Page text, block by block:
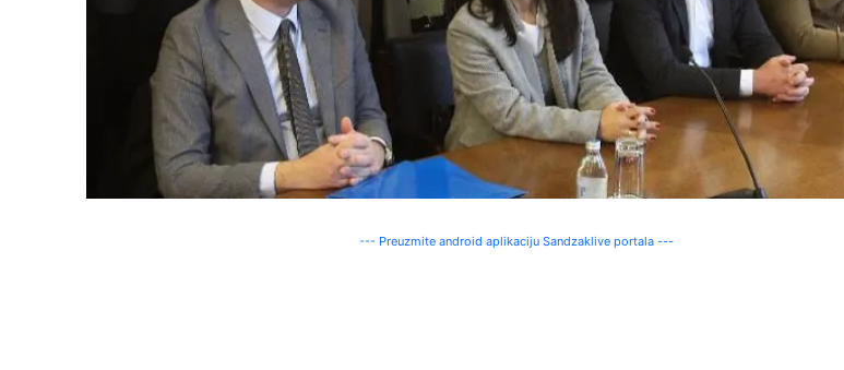
--- Preuzmite android aplikaciju Sandzaklive portala ---